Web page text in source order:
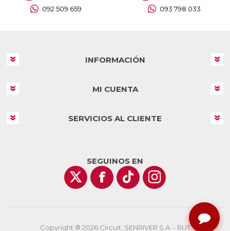
092 509 659
093 798 033
INFORMACIÓN
MI CUENTA
SERVICIOS AL CLIENTE
SEGUINOS EN
Copyright ® 2026 Circuit. SENRIVER S.A. - RUT